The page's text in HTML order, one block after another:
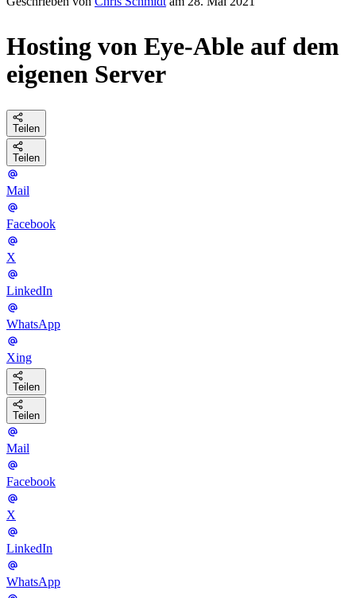
Hosting von Eye-Able auf dem
eigenen Server
Teilen
Teilen
Mail
Facebook
X
LinkedIn
WhatsApp
Xing
Teilen
Teilen
Mail
Facebook
X
LinkedIn
WhatsApp